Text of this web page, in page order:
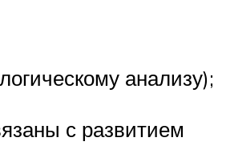
анализу);
с развитием